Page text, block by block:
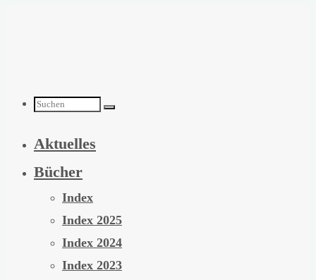
Suchen
nach:
Aktuelles
Bücher
Index
Index 2025
Index 2024
Index 2023